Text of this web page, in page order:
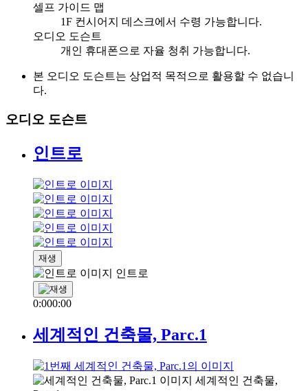
셀프 가이드 맵
1F 컨시어지 데스크에서 수령 가능합니다.
오디오 도슨트
개인 휴대폰으로 자율 청취 가능합니다.
본 오디오 도슨트는 상업적 목적으로 활용할 수 없습니
다.
오디오 도슨트
인트로
재생
인트로
0:000:00
세계적인 건축물, Parc.1
세계적인 건축물,